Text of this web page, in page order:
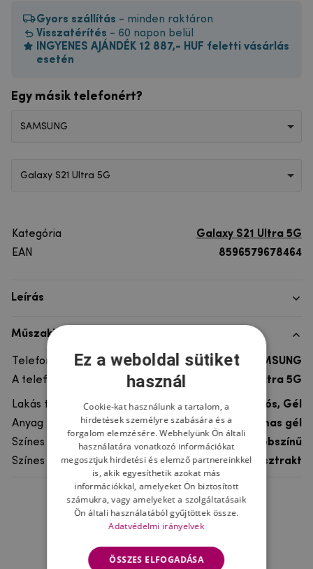
Gyors szállítás - minden raktáron
Visszatérítés - 60 napon belül
INGYENES AJÁNDÉK 12 887,- HUF feletti vásárlás
esetén
Egy másik telefonért?
SAMSUNG
Galaxy S21 Ultra 5G
Kategória
Galaxy S21 Ultra 5G
EAN
8596579678464
Leírás
Műszaki adatok
Telefon márka
SAMSUNG
A telefonmodellhez
Galaxy S21 Ultra 5G
Lakás típusa
Ultra tartós, Gél
Anyag
rugalmas gél
Színes
többszínű
Színes motívum
Absztrakt
Ne felejtsd el
Ez a weboldal sütiket
használ
Cookie-kat használunk a tartalom, a
hirdetések személyre szabására és a
forgalom elemzésére. Webhelyünk Ön általi
használatára vonatkozó információkat
megosztjuk hirdetési és elemző partnereinkkel
is, akik egyesíthetik azokat más
információkkal, amelyeket Ön biztosított
számukra, vagy amelyeket a szolgáltatásaik
Ön általi használatából gyűjtöttek össze.
Adatvédelmi irányelvek
ÖSSZES ELFOGADÁSA